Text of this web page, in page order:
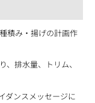
積み・揚げの計画作
排水量、トリム、
ダンスメッセージに